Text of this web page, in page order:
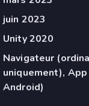
juin 2023
Unity 2020
Navigateur
uniquement),
Android)